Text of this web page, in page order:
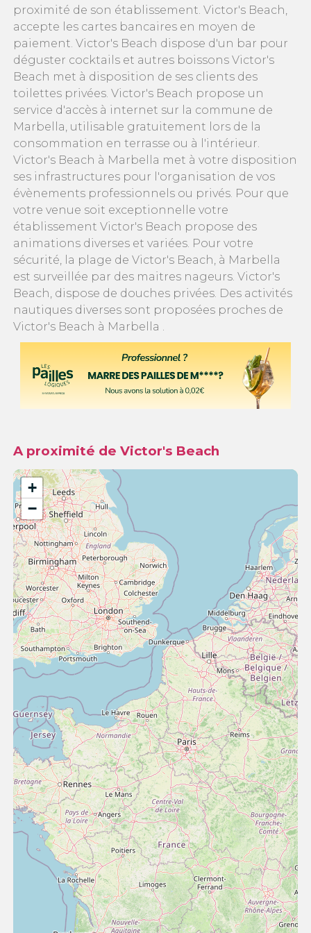
proximité de son établissement. Victor's Beach,
accepte les cartes bancaires en moyen de
paiement. Victor's Beach dispose d'un bar pour
déguster cocktails et autres boissons Victor's
Beach met à disposition de ses clients des
toilettes privées. Victor's Beach propose un
service d'accès à internet sur la commune de
Marbella, utilisable gratuitement lors de la
consommation en terrasse ou à l'intérieur.
Victor's Beach à Marbella met à votre disposition
ses infrastructures pour l'organisation de vos
évènements professionnels ou privés. Pour que
votre venue soit exceptionnelle votre
établissement Victor's Beach propose des
animations diverses et variées. Pour votre
sécurité, la plage de Victor's Beach, à Marbella
est surveillée par des maitres nageurs. Victor's
Beach, dispose de douches privées. Des activités
nautiques diverses sont proposées proches de
Victor's Beach à Marbella .
A proximité de Victor's Beach
+
−